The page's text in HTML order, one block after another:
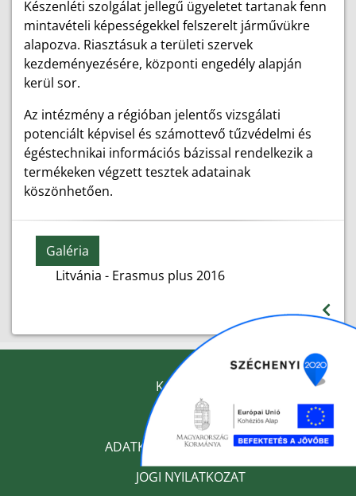
Készenléti szolgálat jellegű ügyeletet tartanak fenn
mintavételi képességekkel felszerelt járművükre
alapozva. Riasztásuk a területi szervek
kezdeményezésére, központi engedély alapján
kerül sor.
Az intézmény a régióban jelentős vizsgálati
potenciált képvisel és számottevő tűzvédelmi és
égéstechnikai információs bázissal rendelkezik a
termékeken végzett tesztek adatainak
köszönhetően.
Galéria
Litvánia - Erasmus plus 2016
KAPCSOLAT
IMPRESSZUM
ADATKEZELÉSI TÁJÉKOZTATÓ
JOGI NYILATKOZAT